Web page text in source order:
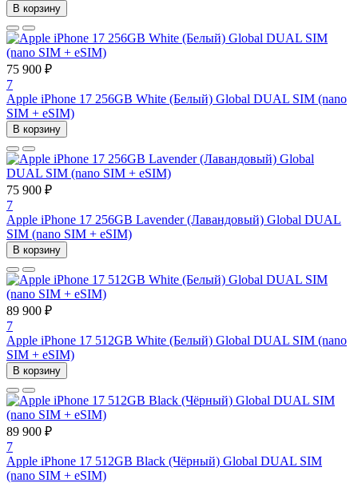
В корзину
75 900 ₽
7
Apple iPhone 17 256GB White (Белый) Global DUAL SIM (nano
SIM + eSIM)
В корзину
75 900 ₽
7
Apple iPhone 17 256GB Lavender (Лавандовый) Global DUAL
SIM (nano SIM + eSIM)
В корзину
89 900 ₽
7
Apple iPhone 17 512GB White (Белый) Global DUAL SIM (nano
SIM + eSIM)
В корзину
89 900 ₽
7
Apple iPhone 17 512GB Black (Чёрный) Global DUAL SIM
(nano SIM + eSIM)